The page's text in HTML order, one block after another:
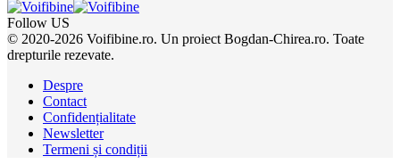
Follow US
© 2020-2026 Voifibine.ro. Un proiect Bogdan-Chirea.ro. Toate
drepturile rezevate.
Despre
Contact
Confidențialitate
Newsletter
Termeni și condiții